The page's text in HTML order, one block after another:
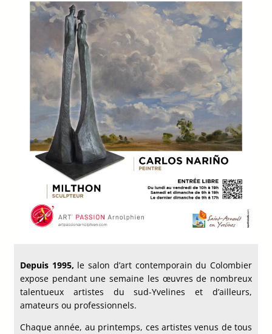
Depuis 1995, le salon d’art contemporain du Colombier
expose pendant une semaine les œuvres de nombreux
talentueux artistes du sud-Yvelines et d’ailleurs,
amateurs ou professionnels.
Chaque année, au printemps, ces artistes venus de tous